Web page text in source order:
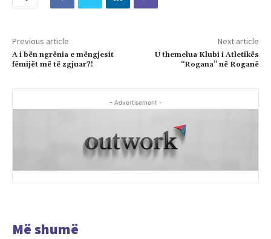
Previous article
A i bën ngrënia e mëngjesit
fëmijët më të zgjuar?!
Next article
U themelua Klubi i Atletikës
“Rogana” në Roganë
- Advertisement -
Më shumë